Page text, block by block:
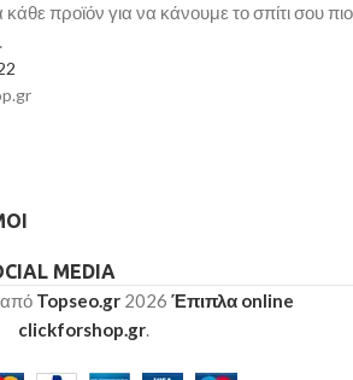
του αποθηκευτικού χώρου)
76τμχ / ανάκλιντρο: κάθισμα
75τμχ, πλάτη 26 τμχ
Υλικό Κατασκευής Πλάτης/
από τετράγωνο σωλήνα
προϊόν για να κάνουμε το σπίτι σου πιο
MEDIA
Topseo.gr2026 Έπιπλα online
clickforshop.gr.